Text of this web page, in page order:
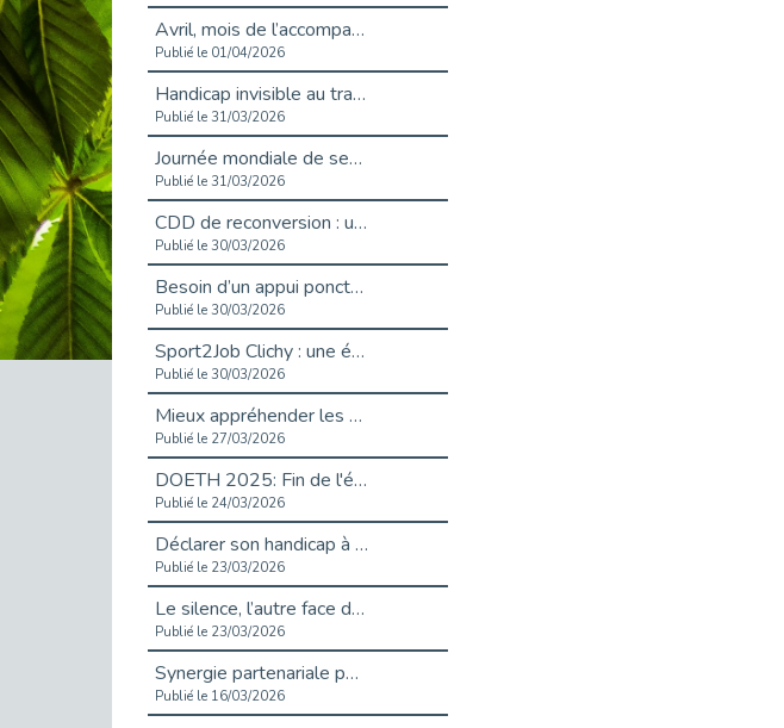
Avril, mois de l’accompagnement dans l’emploi avec Cap emploi.
Publié le 01/04/2026
Handicap invisible au travail : se taire ou parler? - vidéo
Publié le 31/03/2026
Journée mondiale de sensibilisation à l’autisme
Publié le 31/03/2026
CDD de reconversion : un nouveau contrat pour sécuriser le changement de métier.
Publié le 30/03/2026
Besoin d’un appui ponctuel expertise handicap ?
Publié le 30/03/2026
Sport2Job Clichy : une édition altoséquanaise avec Cap Emploi 92.
Publié le 30/03/2026
Mieux appréhender les enjeux du handicap singulier en entreprise - vidéo
Publié le 27/03/2026
DOETH 2025: Fin de l'écrêtement
Publié le 24/03/2026
Déclarer son handicap à son employeur : un levier professionnel ?
Publié le 23/03/2026
Le silence, l’autre face du recrutement : un appel au respect des candidats.
Publié le 23/03/2026
Synergie partenariale pour l'Inclusion Professionnelle chez Orange
Publié le 16/03/2026